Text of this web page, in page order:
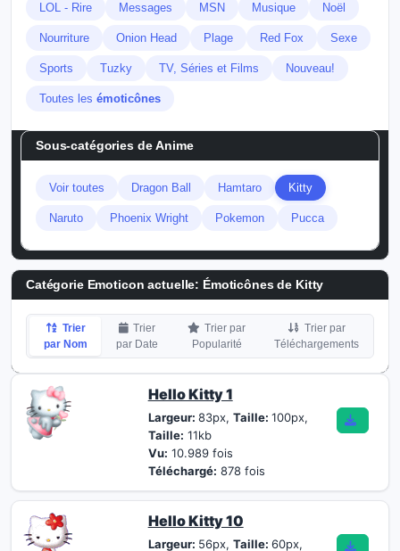
LOL - Rire Messages MSN Musique Noël
Nourriture Onion Head Plage Red Fox Sexe
Sports Tuzky TV, Séries et Films Nouveau!
Toutes les émoticônes
Sous-catégories deAnime
Voir toutes Dragon Ball Hamtaro Kitty
Naruto Phoenix Wright Pokemon Pucca
Catégorie Emoticon actuelle: Émoticônes de Kitty
Trier
par Nom
Trier
par Date
Trier par
Popularité
Trier par
Téléchargements
Hello Kitty 1
Largeur: 83px, Taille: 100px,
Taille: 11kb
Vu: 10.989 fois
Téléchargé: 878 fois
Hello Kitty 10
Largeur: 56px, Taille: 60px,